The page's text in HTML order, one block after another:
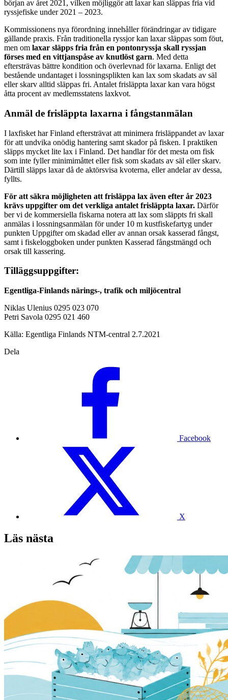
början av året 2021, vilken möjliggör att laxar kan släppas fria vid
ryssjefiske under 2021 – 2023.
Kommissionens nya förordning innehåller förändringar av tidigare
gällande praxis. Från traditionella ryssjor kan laxar släppas som föut,
men om laxar släpps fria från en pontonryssja skall ryssjan
förses med en vittjanspåse av knutlöst garn. Med detta
eftersträvas bättre kondition och överlevnad för laxarna. Enligt det
bestående undantaget i lossningsplikten kan lax som skadats av säl
eller skarv alltid släppas fri. Antalet frisläppta laxar kan vara högst
åtta procent av medlemsstatens laxkvot.
Anmäl de frisläppta laxarna i fångstanmälan
I laxfisket har Finland eftersträvat att minimera frisläppandet av laxar
för att undvika onödig hantering samt skador på fisken. I praktiken
släpps mycket lite lax i Finland. Det handlar för det mesta om fisk
som inte fyller minimimåttet eller fisk som skadats av säl eller skarv.
Därtill släpps laxar då de aktörsvisa kvoterna, eller andelar av dessa,
fyllts.
För att säkra möjligheten att frisläppa lax även efter år 2023
krävs uppgifter om det verkliga antalet frisläppta laxar. Därför
ber vi de kommersiella fiskarna notera att lax som släppts fri skall
anmälas i lossningsanmälan för under 10 m kustfiskefartyg under
punkten Uppgifter om skadad eller av annan orsak kasserad fångst,
samt i fiskeloggboken under punkten Kasserad fångstmängd och
orsak till kassering.
Tilläggsuppgifter:
Egentliga-Finlands närings-, trafik och miljöcentral
Niklas Ulenius 0295 023 070
Petri Savola 0295 021 460
Källa: Egentliga Finlands NTM-central 2.7.2021
Dela
Facebook
X
Läs nästa